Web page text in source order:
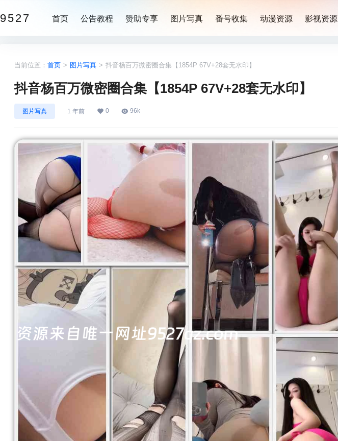
9527 首页 公告教程 赞助专享 图片写真 番号收集 动漫资源 影视资源
当前位置： 首页 > 图片写真 > 抖音杨百万微密圈合集【1854P 67V+28套无水印】
抖音杨百万微密圈合集【1854P 67V+28套无水印】
图片写真 1 年前 0 96k